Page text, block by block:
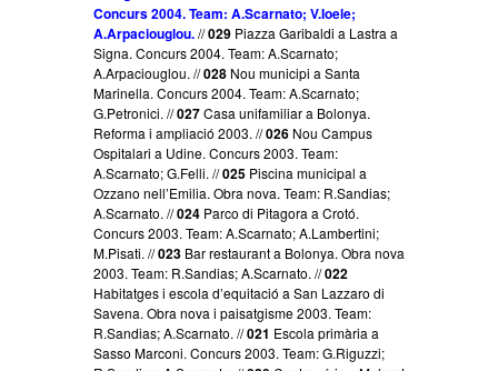
Concurs 2004. Team: A.Scarnato; V.Ioele;
A.Arpaciouglou.//029 Piazza Garibaldi a Lastra a
Signa. Concurs 2004. Team: A.Scarnato;
A.Arpaciouglou. //028 Nou municipi a Santa
Marinella. Concurs 2004. Team: A.Scarnato;
G.Petronici. //027Casa unifamiliar a Bolonya.
Reforma i ampliació 2003. //026 Nou Campus
Ospitalari a Udine. Concurs 2003. Team:
A.Scarnato; G.Felli. //025 Piscina municipal a
Ozzano nell’Emilia. Obra nova. Team: R.Sandias;
A.Scarnato. //024 Parco di Pitagora a Crotó.
Concurs 2003. Team: A.Scarnato; A.Lambertini;
M.Pisati. //023 Bar restaurant a Bolonya. Obra nova
2003. Team: R.Sandias; A.Scarnato. //022
Habitatges i escola d’equitació a San Lazzaro di
Savena. Obra nova i paisatgisme 2003. Team:
R.Sandias; A.Scarnato. //021 Escola primària a
Sasso Marconi. Concurs 2003. Team: G.Riguzzi;